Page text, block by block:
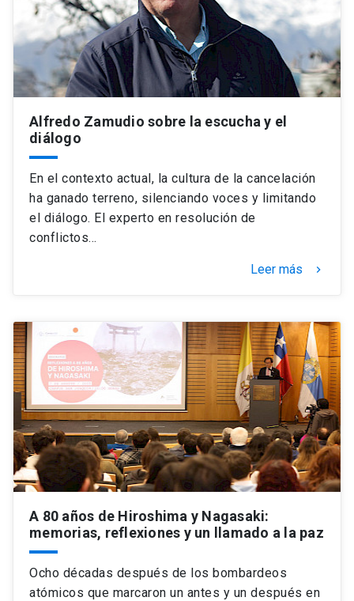
Alfredo Zamudio sobre la escucha y el
diálogo
En el contexto actual, la cultura de la cancelación
ha ganado terreno, silenciando voces y limitando
el diálogo. El experto en resolución de
conflictos…
Leer más keyboard_arrow_right
A 80 años de Hiroshima y Nagasaki:
memorias, reflexiones y un llamado a la paz
Ocho décadas después de los bombardeos
atómicos que marcaron un antes y un después en